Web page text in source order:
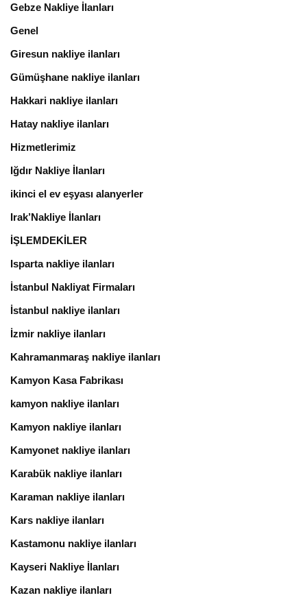
Gebze Nakliye İlanları
Genel
Giresun nakliye ilanları
Gümüşhane nakliye ilanları
Hakkari nakliye ilanları
Hatay nakliye ilanları
Hizmetlerimiz
Iğdır Nakliye İlanları
ikinci el ev eşyası alanyerler
Irak’Nakliye İlanları
İŞLEMDEKİLER
Isparta nakliye ilanları
İstanbul Nakliyat Firmaları
İstanbul nakliye ilanları
İzmir nakliye ilanları
Kahramanmaraş nakliye ilanları
Kamyon Kasa Fabrikası
kamyon nakliye ilanları
Kamyon nakliye ilanları
Kamyonet nakliye ilanları
Karabük nakliye ilanları
Karaman nakliye ilanları
Kars nakliye ilanları
Kastamonu nakliye ilanları
Kayseri Nakliye İlanları
Kazan nakliye ilanları